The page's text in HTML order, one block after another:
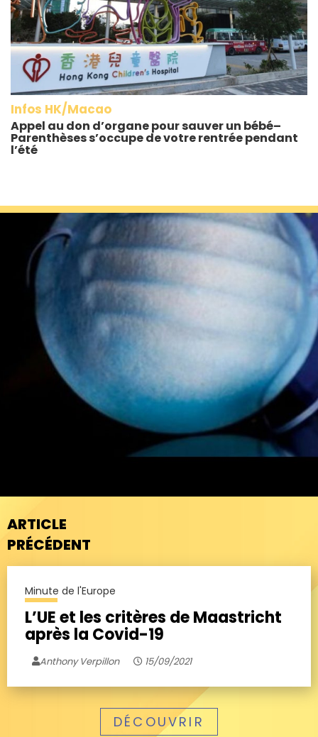
Infos HK/Macao
Appel au don d’organe pour sauver un bébé–
Parenthèses s’occupe de votre rentrée pendant
l’été
ARTICLE
PRÉCÉDENT
Minute de l'Europe
L’UE et les critères de Maastricht
après la Covid-19
Anthony Verpillon 15/09/2021
DÉCOUVRIR